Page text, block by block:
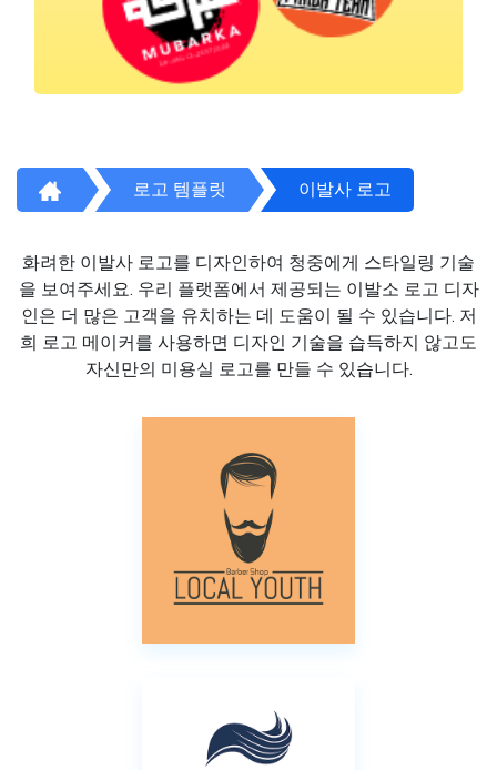
로고 템플릿 이발사 로고
화려한 이발사 로고를 디자인하여 청중에게 스타일링 기술
을 보여주세요. 우리 플랫폼에서 제공되는 이발소 로고 디자
인은 더 많은 고객을 유치하는 데 도움이 될 수 있습니다. 저
희 로고 메이커를 사용하면 디자인 기술을 습득하지 않고도
자신만의 미용실 로고를 만들 수 있습니다.